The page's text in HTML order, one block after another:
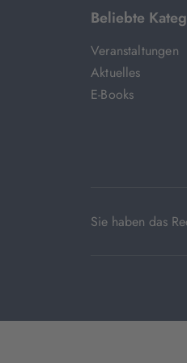
Beliebte
Veranstaltungen
Aktuelles
E-Books
Sie haben das